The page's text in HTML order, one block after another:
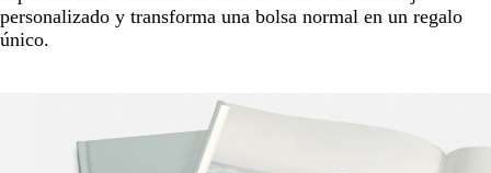
personalizado y transforma una bolsa normal en un regalo
único.